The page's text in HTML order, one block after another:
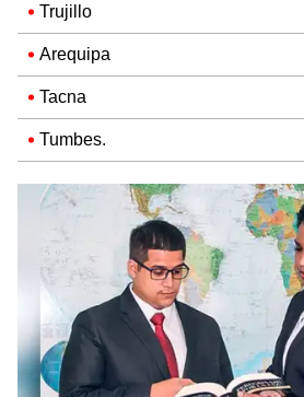
Trujillo
Arequipa
Tacna
Tumbes.